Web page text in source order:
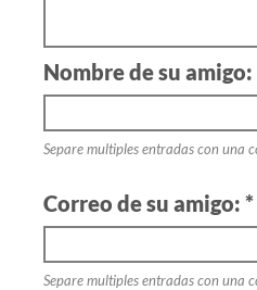
Nombre de su amigo:
Separe multiples entradas con una
Correo de su amigo: *
Separe multiples entradas con una